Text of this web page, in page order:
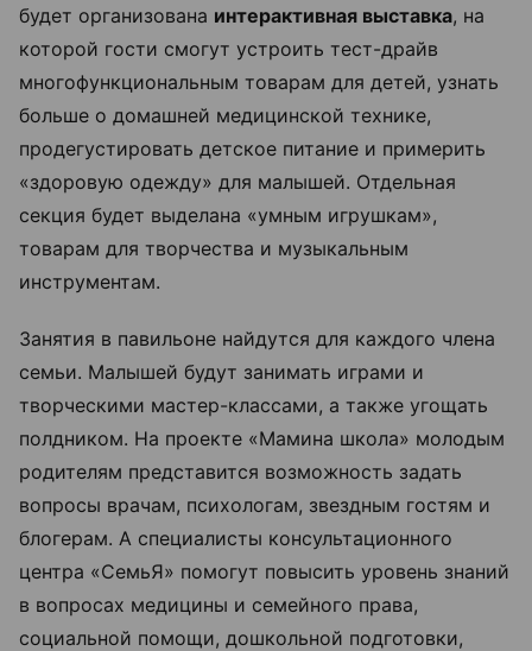
будет организована интерактивная выставка, на
которой гости смогут устроить тест-драйв
многофункциональным товарам для детей, узнать
больше о домашней медицинской технике,
продегустировать детское питание и примерить
«здоровую одежду» для малышей. Отдельная
секция будет выделана «умным игрушкам»,
товарам для творчества и музыкальным
инструментам.
Занятия в павильоне найдутся для каждого члена
семьи. Малышей будут занимать играми и
творческими мастер-классами, а также угощать
полдником. На проекте «Мамина школа» молодым
родителям представится возможность задать
вопросы врачам, психологам, звездным гостям и
блогерам. А специалисты консультационного
центра «СемьЯ» помогут повысить уровень знаний
в вопросах медицины и семейного права,
социальной помощи, дошкольной подготовки,